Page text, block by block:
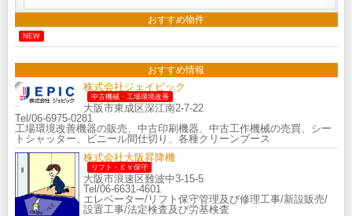
おすすめ物件
NEW
おすすめ情報
株式会社ジェイピック
中古機械・工場環境改善
大阪市東成区深江南2-7-22
Tel/06-6975-0281
工場環境改善機器の販売、中古印刷機器、中古工作機械の売買、シー
トシャッター、ビニール間仕切り、各種クリーンブース
株式会社大阪昇降機
リフト・ＥＶ保守
大阪市浪速区難波中3-15-5
Tel/06-6631-4601
エレベーター/リフト保守管理及び修理工事/新設販売/
設置工事/法定検査及び労基検査